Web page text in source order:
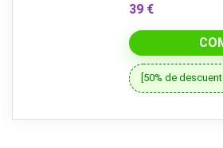
39 €
[50% de